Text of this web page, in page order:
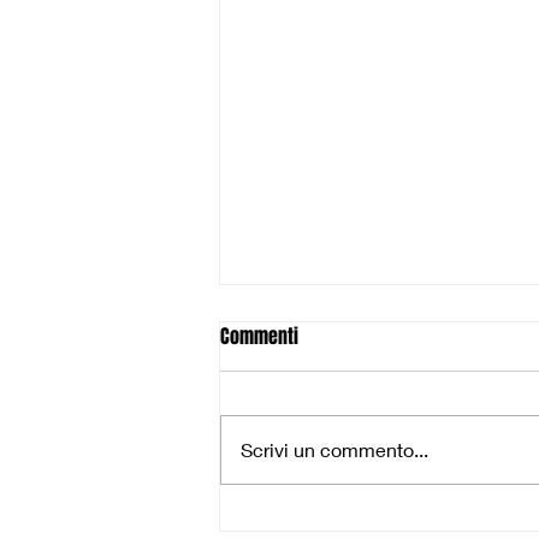
Commenti
Scrivi un commento...